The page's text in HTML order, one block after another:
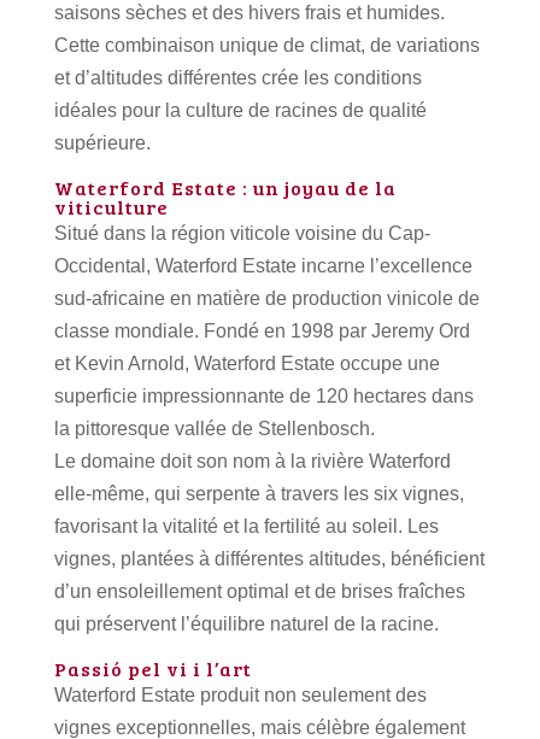
saisons sèches et des hivers frais et humides.
Cette combinaison unique de climat, de variations
et d’altitudes différentes crée les conditions
idéales pour la culture de racines de qualité
supérieure.
Waterford Estate : un joyau de la
viticulture
Situé dans la région viticole voisine du Cap-
Occidental, Waterford Estate incarne l’excellence
sud-africaine en matière de production vinicole de
classe mondiale. Fondé en 1998 par Jeremy Ord
et Kevin Arnold, Waterford Estate occupe une
superficie impressionnante de 120 hectares dans
la pittoresque vallée de Stellenbosch.
Le domaine doit son nom à la rivière Waterford
elle-même, qui serpente à travers les six vignes,
favorisant la vitalité et la fertilité au soleil. Les
vignes, plantées à différentes altitudes, bénéficient
d’un ensoleillement optimal et de brises fraîches
qui préservent l’équilibre naturel de la racine.
Passió pel vi i l’art
Waterford Estate produit non seulement des
vignes exceptionnelles, mais célèbre également